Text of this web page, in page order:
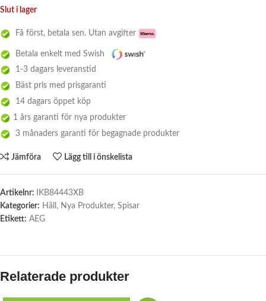
Slut i lager
Få först, betala sen. Utan avgifter
Betala enkelt med Swish
1-3 dagars leveranstid
Bäst pris med prisgaranti
14 dagars öppet köp
1 års garanti för nya produkter
3 månaders garanti för begagnade produkter
Jämföra Lägg till i önskelista
Artikelnr:
IKB84443XB
Kategorier: Häll , Nya Produkter, Spisar
Etikett: AEG
Relaterade produkter